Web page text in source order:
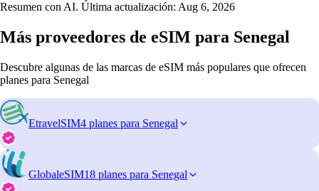
Resumen con AI. Última actualización: Aug 6, 2026
Más proveedores de eSIM para Senegal
Descubre algunas de las marcas de eSIM más populares que ofrecen
planes para Senegal
EtravelSIM4 planes para Senegal
GlobaleSIM18 planes para Senegal